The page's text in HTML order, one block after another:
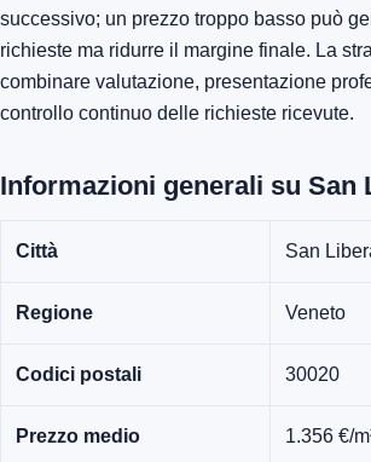
successivo; un prezzo troppo basso può
richieste ma ridurre il margine finale. La
combinare valutazione, presentazione
controllo continuo delle richieste ricevute.
Informazioni generali su San
Città San
Regione Veneto
Codici postali 30020
Prezzo medio 1.356 €/